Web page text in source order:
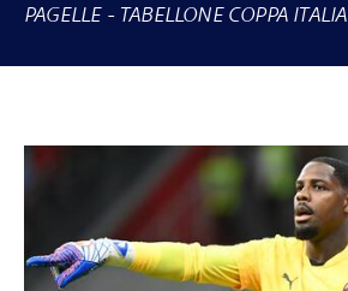
PAGELLE- TABELLONE COPPA ITALIA